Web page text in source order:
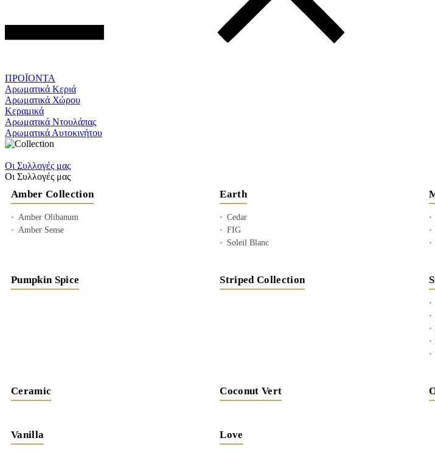
ΠΡΟΪΟΝΤΑ
Αρωματικά Κεριά
Αρωματικά Χώρου
Κεραμικά
Αρωματικά Ντουλάπας
Αρωματικά Αυτοκινήτου
Οι Συλλογές μας
Οι Συλλογές μας
Amber Collection
Amber Olibanum
Amber Sense
Earth
Cedar
FIG
Soleil Blanc
Pumpkin Spice Striped Collection
Ceramic Coconut Vert
Vanilla Love